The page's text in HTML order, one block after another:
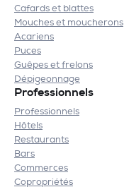
Cafards et blattes
Mouches et moucherons
Acariens
Puces
Guêpes et frelons
Dépigeonnage
Professionnels
Professionnels
Hôtels
Restaurants
Bars
Commerces
Copropriétés